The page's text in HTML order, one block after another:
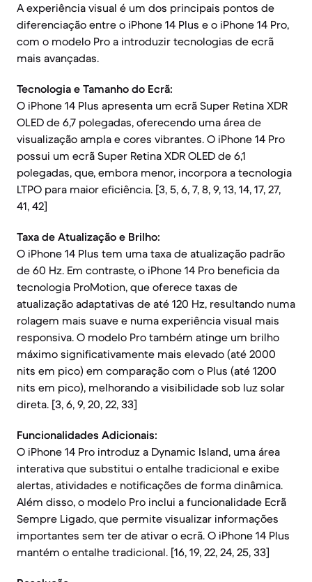
A experiência visual é um dos principais pontos de
diferenciação entre o iPhone 14 Plus e o iPhone 14 Pro,
com o modelo Pro a introduzir tecnologias de ecrã
mais avançadas.
Tecnologia e Tamanho do Ecrã:
O iPhone 14 Plus apresenta um ecrã Super Retina XDR
OLED de 6,7 polegadas, oferecendo uma área de
visualização ampla e cores vibrantes. O iPhone 14 Pro
possui um ecrã Super Retina XDR OLED de 6,1
polegadas, que, embora menor, incorpora a tecnologia
LTPO para maior eficiência. [3, 5, 6, 7, 8, 9, 13, 14, 17, 27,
41, 42]
Taxa de Atualização e Brilho:
O iPhone 14 Plus tem uma taxa de atualização padrão
de 60 Hz. Em contraste, o iPhone 14 Pro beneficia da
tecnologia ProMotion, que oferece taxas de
atualização adaptativas de até 120 Hz, resultando numa
rolagem mais suave e numa experiência visual mais
responsiva. O modelo Pro também atinge um brilho
máximo significativamente mais elevado (até 2000
nits em pico) em comparação com o Plus (até 1200
nits em pico), melhorando a visibilidade sob luz solar
direta. [3, 6, 9, 20, 22, 33]
Funcionalidades Adicionais:
O iPhone 14 Pro introduz a Dynamic Island, uma área
interativa que substitui o entalhe tradicional e exibe
alertas, atividades e notificações de forma dinâmica.
Além disso, o modelo Pro inclui a funcionalidade Ecrã
Sempre Ligado, que permite visualizar informações
importantes sem ter de ativar o ecrã. O iPhone 14 Plus
mantém o entalhe tradicional. [16, 19, 22, 24, 25, 33]